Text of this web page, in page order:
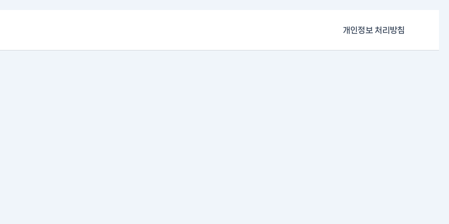
개인정보 처리방침